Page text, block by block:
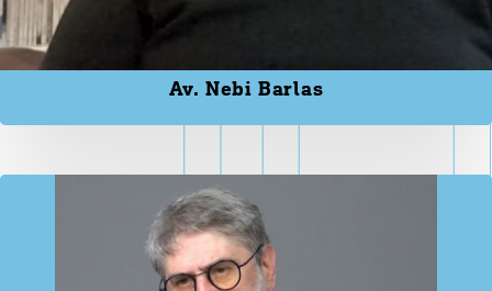
Av. Nebi Barlas